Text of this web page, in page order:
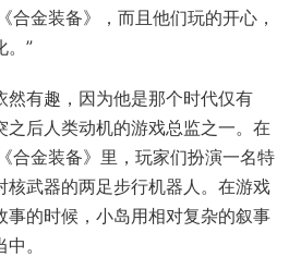
合金装备》，而且他们玩的开心，
。”
然有趣，因为他是那个时代仅有
之后人类动机的游戏总监之一。在
合金装备》里，玩家们扮演一名特
核武器的两足步行机器人。在游戏
事的时候，小岛用相对复杂的叙事
。